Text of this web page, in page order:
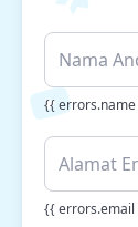
{{
{{